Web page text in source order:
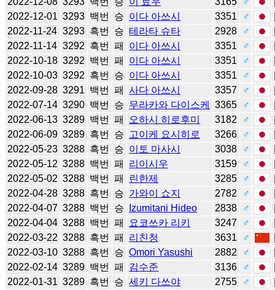
2022-12-01 3293 백번 승 이다 아쓰시 3351 ♂
2022-11-24 3293 흑번 승 테라타 슈타 2928 ♂
2022-11-14 3292 흑번 패 이다 아쓰시 3351 ♂
2022-10-18 3292 백번 패 이다 아쓰시 3351 ♂
2022-10-03 3292 흑번 승 이다 아쓰시 3351 ♂
2022-09-28 3291 백번 패 사다 아쓰시 3357 ♂
2022-07-14 3290 백번 승 무라카와 다이스케 3365 ♂
2022-06-13 3289 백번 패 오하시 히로후미 3182 ♂
2022-06-09 3289 흑번 승 고이케 요시히로 3266 ♂
2022-05-23 3288 흑번 승 이토 마사시 3038 ♂
2022-05-12 3288 백번 패 리이시우 3159 ♂
2022-05-02 3288 백번 패 린한제 3285 ♂
2022-04-28 3288 흑번 승 가와이 쇼지 2782 ♂
2022-04-07 3288 백번 승 Izumitani Hideo 2838 ♂
2022-04-04 3288 백번 패 요코쓰카 리키 3247 ♂
2022-03-22 3288 흑번 패 리친청 3631 ♂
2022-03-10 3288 흑번 승 Omori Yasushi 2882 ♂
2022-02-14 3289 백번 패 김수준 3136 ♂
2022-01-31 3289 흑번 승 세키 다쓰야 2755 ♂